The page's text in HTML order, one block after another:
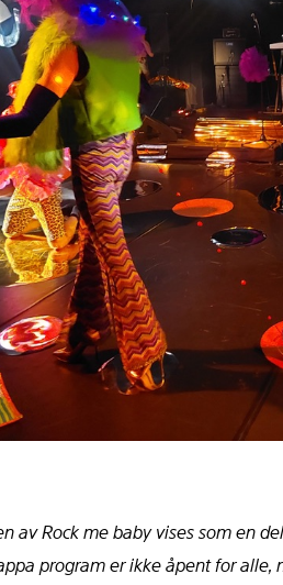
av Rock me baby vises som en
program er ikke åpent for